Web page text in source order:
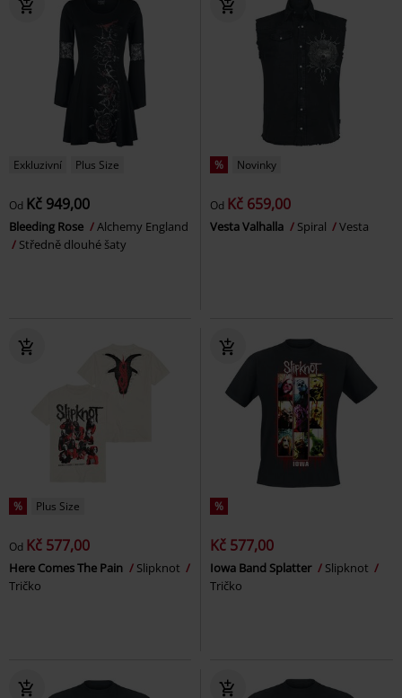
Exkluzivní Plus Size
Od Kč 949,00
Bleeding Rose
Alchemy England
Středně dlouhé šaty
% Novinky
Od Kč 659,00
Vesta Valhalla Spiral Vesta
% Plus Size
Od Kč 577,00
Here Comes The Pain
Slipknot
Tričko
%
Kč 577,00
Iowa Band Splatter
Slipknot
Tričko